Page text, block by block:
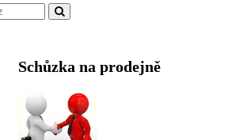
Schůzka na prodejně